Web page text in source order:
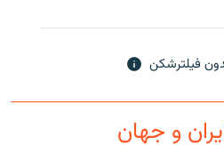
فیلترشکن
و جهان